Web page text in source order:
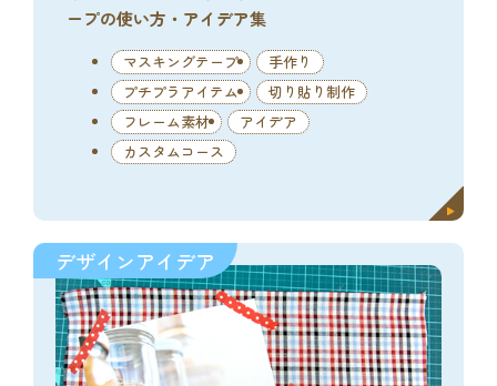
ープの使い方・アイデア集
マスキングテープ
手作り
プチプラアイテム
切り貼り制作
フレーム素材
アイデア
カスタムコース
デザインアイデア